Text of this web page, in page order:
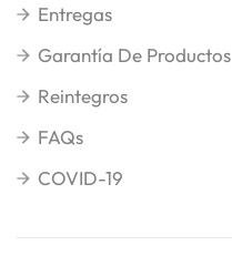
Entregas
Garantía De Productos
Reintegros
FAQs
COVID-19